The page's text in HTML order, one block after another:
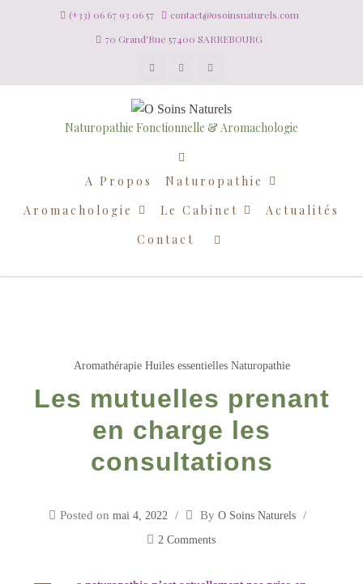
(+33) 06 67 93 06 57
contact@osoinsnaturels.com
70 Grand'Rue 57400 SARREBOURG
Naturopathie Fonctionnelle & Aromachologie
A Propos
Naturopathie
Aromachologie
Le Cabinet
Actualités
Contact
Aromathérapie Huiles essentielles Naturopathie
Les mutuelles prenant
en charge les
consultations
Posted on mai 4, 2022 By O Soins Naturels
2 Comments